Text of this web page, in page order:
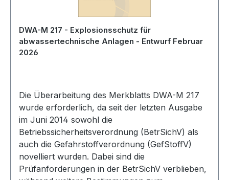
DWA-M 217 - Explosionsschutz für
abwassertechnische Anlagen - Entwurf Februar
2026
Die Überarbeitung des Merkblatts DWA-M 217
wurde erforderlich, da seit der letzten Ausgabe
im Juni 2014 sowohl die
Betriebssicherheitsverordnung (BetrSichV) als
auch die Gefahrstoffverordnung (GefStoffV)
novelliert wurden. Dabei sind die
Prüfanforderungen in der BetrSichV verblieben,